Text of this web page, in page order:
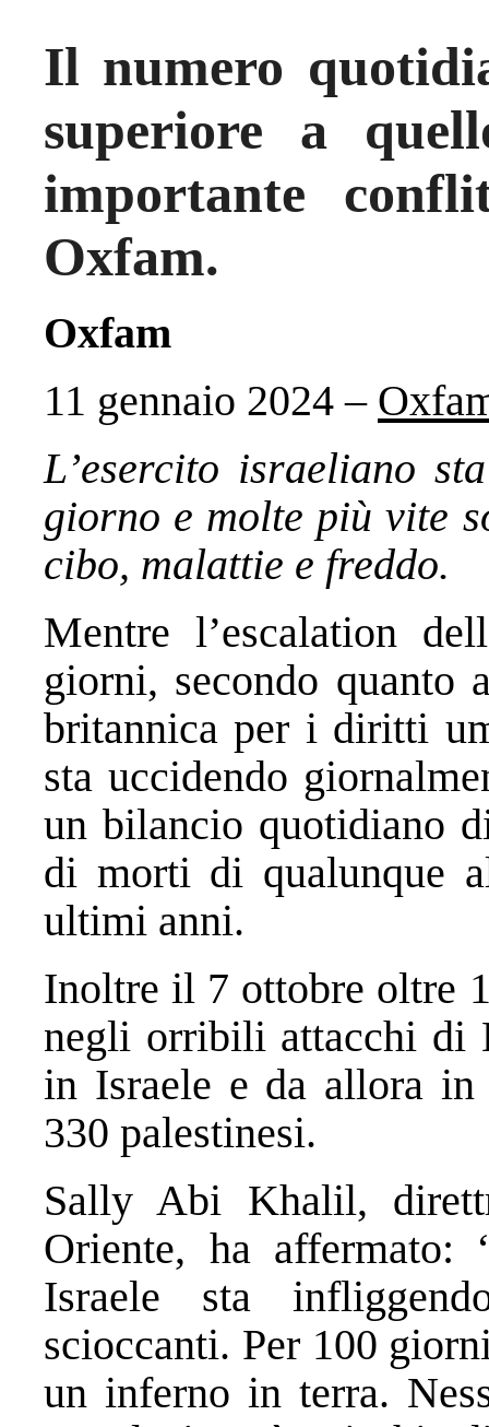
Il numero
superiore a
importante
Oxfam.
Oxfam
11 gennaio 2024 –
L’esercito israeliano
giorno e molte più vite
cibo, malattie e freddo.
Mentre l’escalation
giorni, secondo quanto
britannica per i diritti
sta uccidendo
un bilancio quotidiano
di morti di qualunque
ultimi anni.
Inoltre il 7 ottobre oltre
negli orribili attacchi di
in Israele e da allora
330 palestinesi.
Sally Abi Khalil,
Oriente, ha
Israele sta
scioccanti. Per 100
un inferno in terra.